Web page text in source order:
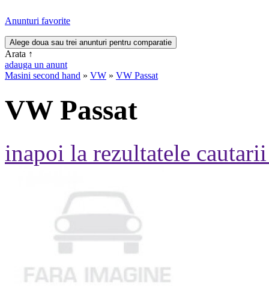
Anunturi favorite
Arata ↑
adauga un anunt
Masini second hand » VW » VW Passat
VW Passat
inapoi la rezultatele